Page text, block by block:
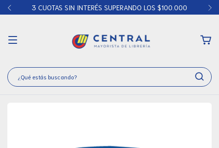
3 CUOTAS SIN INTERÉS SUPERANDO LOS $100.000